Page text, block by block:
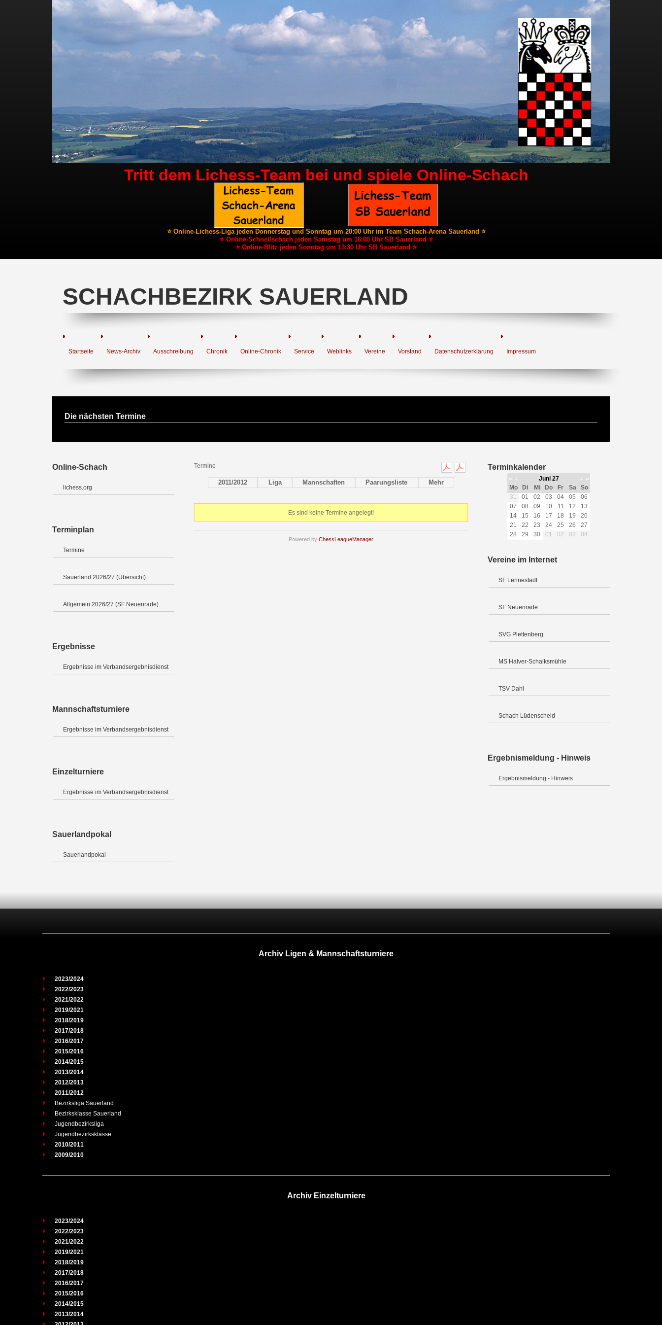
Tritt dem Lichess-Team bei und spiele Online-Schach
⭐ Online-Lichess-Liga jeden Donnerstag und Sonntag um 20:00 Uhr im Team Schach-Arena Sauerland ⭐
⭐ Online-Schnellschach jeden Samstag um 16:00 Uhr SB Sauerland ⭐
⭐ Online-Blitz jeden Sonntag um 13:30 Uhr SB Sauerland ⭐
SCHACHBEZIRK SAUERLAND
Startseite News-Archiv Ausschreibung Chronik Online-Chronik Service Weblinks Vereine Vorstand Datenschutzerklärung Impressum
Die nächsten Termine
Online-Schach
lichess.org
Terminplan
Termine
Sauerland 2026/27 (Übersicht)
Allgemein 2026/27 (SF Neuenrade)
Ergebnisse
Ergebnisse im Verbandsergebnisdienst
Mannschaftsturniere
Ergebnisse im Verbandsergebnisdienst
Einzelturniere
Ergebnisse im Verbandsergebnisdienst
Sauerlandpokal
Sauerlandpokal
Termine
2011/2012 Liga Mannschaften Paarungsliste Mehr
Es sind keine Termine angelegt!
Powered by ChessLeagueManager
Terminkalender
« ‹ Juni 27 ›
»
Mo
Di Mi Do Fr Sa
So
31
01 02 03 04 05
06
07
08 09 10 11 12
13
14
15 16 17 18 19
20
21
22 23 24 25 26
27
28
29 30 01 02 03 04
Vereine im Internet
SF Lennestadt
SF Neuenrade
SVG Plettenberg
MS Halver-Schalksmühle
TSV Dahl
Schach Lüdenscheid
Ergebnismeldung - Hinweis
Ergebnismeldung - Hinweis
Archiv Ligen & Mannschaftsturniere
2023/2024
2022/2023
2021/2022
2019/2021
2018/2019
2017/2018
2016/2017
2015/2016
2014/2015
2013/2014
2012/2013
2011/2012
Bezirksliga Sauerland
Bezirksklasse Sauerland
Jugendbezirksliga
Jugendbezirksklasse
2010/2011
2009/2010
Archiv Einzelturniere
2023/2024
2022/2023
2021/2022
2019/2021
2018/2019
2017/2018
2016/2017
2015/2016
2014/2015
2013/2014